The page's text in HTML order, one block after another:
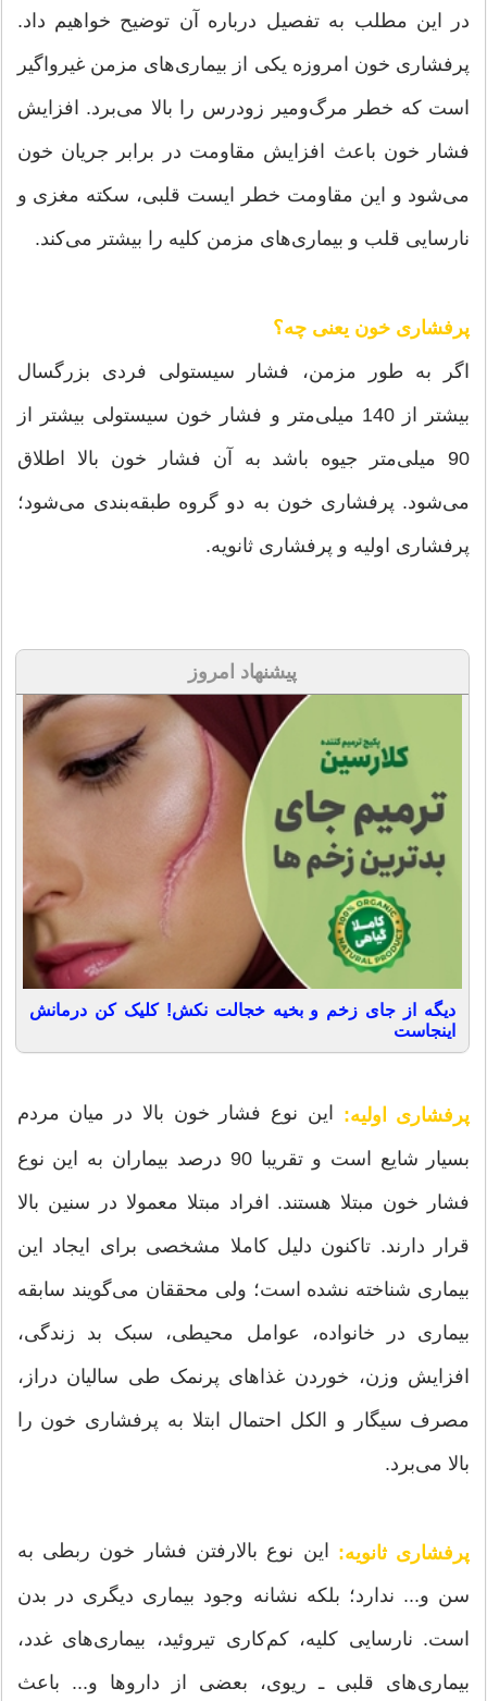
در این مطلب به تفصیل درباره آن توضیح خواهیم داد.‌
پرفشاری خون امروزه یکی از بیماری‌های مزمن غیرواگیر
است که خطر مرگ‌ومیر زودرس را بالا می‌برد. افزایش
فشار خون باعث افزایش مقاومت در برابر جریان خون
می‌شود و این مقاومت خطر ایست قلبی، سکته مغزی و
نارسایی قلب و بیماری‌های مزمن کلیه را بیشتر می‌کند.
پرفشاری خون یعنی چه؟
اگر به طور مزمن، فشار سیستولی فردی بزرگسال
بیشتر از 140 میلی‌متر و فشار خون سیستولی بیشتر از
90 میلی‌متر جیوه باشد به آن فشار خون بالا اطلاق
می‌شود. پرفشاری خون به دو گروه طبقه‌بندی می‌شود؛
پرفشاری اولیه و پرفشاری ثانویه.
پیشنهاد امروز
دیگه از جای زخم و بخیه خجالت نکش! کلیک کن درمانش
اینجاست
پرفشاری اولیه: این نوع فشار خون بالا در میان مردم
بسیار شایع است و تقریبا 90 درصد بیماران به این نوع
فشار خون مبتلا هستند. افراد مبتلا معمولا در سنین بالا
قرار دارند. تاکنون دلیل کاملا مشخصی برای ایجاد این
بیماری شناخته نشده است؛ ولی محققان می‌گویند سابقه
بیماری در خانواده، عوامل محیطی، سبک بد زندگی،
افزایش وزن، خوردن غذاهای پرنمک طی سالیان دراز،
مصرف سیگار و الکل احتمال ابتلا به پرفشاری خون را
بالا می‌برد.
پرفشاری ثانویه: این نوع بالارفتن فشار خون ربطی به
سن و... ندارد؛ بلکه نشانه وجود بیماری دیگری در بدن
است. نارسایی کلیه، کم‌کاری تیروئید، بیماری‌های غدد،
بیماری‌های قلبی ـ ریوی، بعضی از داروها و... باعث